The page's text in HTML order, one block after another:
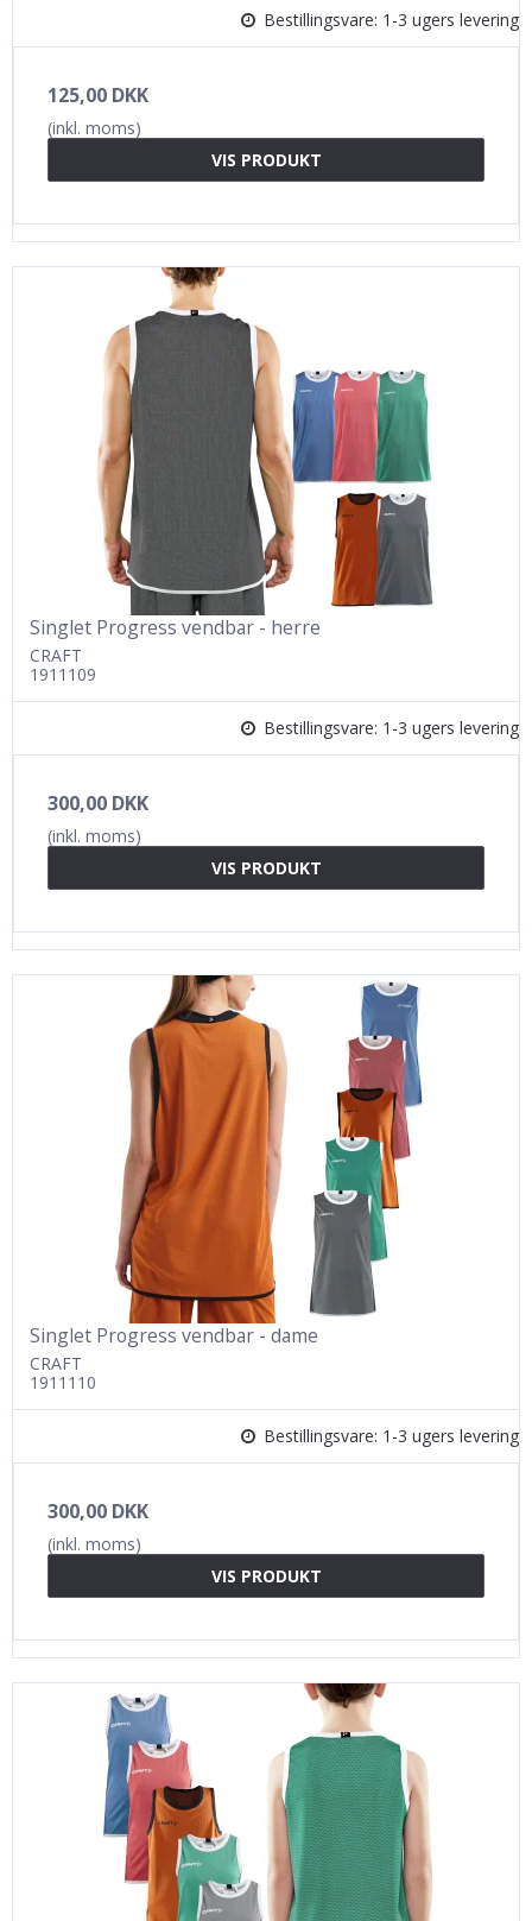
Bestillingsvare: 1-3 ugers levering
125,00 DKK
(inkl. moms)
VIS PRODUKT
Singlet Progress vendbar - herre
CRAFT
1911109
Bestillingsvare: 1-3 ugers levering
300,00 DKK
(inkl. moms)
VIS PRODUKT
Singlet Progress vendbar - dame
CRAFT
1911110
Bestillingsvare: 1-3 ugers levering
300,00 DKK
(inkl. moms)
VIS PRODUKT